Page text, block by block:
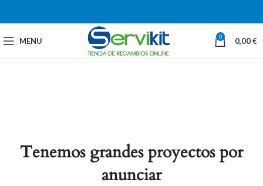
MENU 0 0,00€
Tenemos grandes proyectos por
anunciar